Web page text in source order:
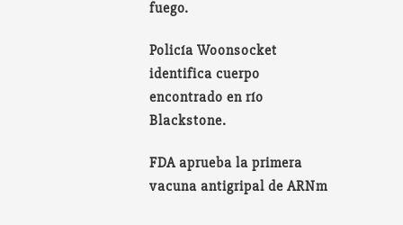
fuego.
Policía Woonsocket
identifica cuerpo
encontrado en río
Blackstone.
FDA aprueba la primera
vacuna antigripal de ARNm